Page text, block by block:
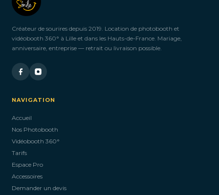
Créateur de sourires depuis 2019. Location de photobooth et
vidéobooth 360° à Lille et dans les Hauts-de-France. Mariage,
anniversaire, entreprise — retrait ou livraison possible.
NAVIGATION
Accueil
Nos Photobooth
Vidéobooth 360°
Tarifs
Espace Pro
Accessoires
Demander un devis